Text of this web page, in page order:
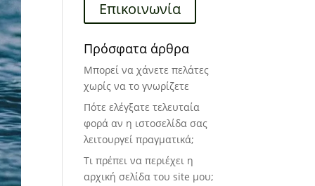
Επικοινωνία
Πρόσφατα άρθρα
Μπορεί να χάνετε πελάτες
χωρίς να το γνωρίζετε
Πότε ελέγξατε τελευταία
φορά αν η ιστοσελίδα σας
λειτουργεί πραγματικά;
Τι πρέπει να περιέχει η
αρχική σελίδα του site μου;